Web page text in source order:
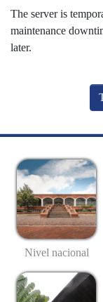
The server is
maintenance
later.
Nivel nacional